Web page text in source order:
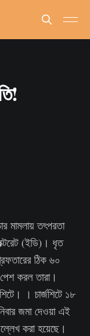
মামলায় তৎপরতা
(ইডি)। ধৃত
ঠিক ৬০
পেশ করল তারা।
। চার্জশিটে ১৮
জমা দেওয়া এই
করা হয়েছে।